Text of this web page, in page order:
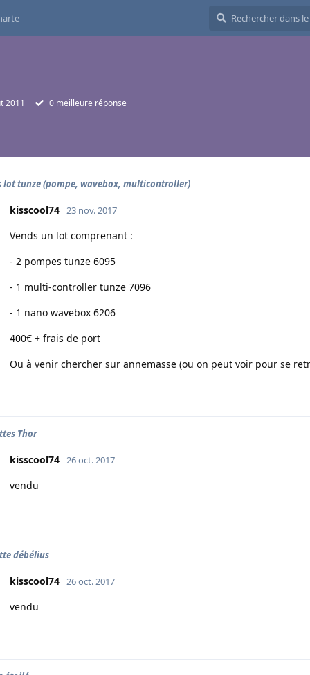
2011 0 meilleure réponse
lot tunze (pompe, wavebox, multicontroller)
kisscool74 23 nov. 2017
Vends un lot comprenant :
- 2 pompes tunze 6095
- 1 multi-controller tunze 7096
- 1 nano wavebox 6206
400€ + frais de port
Ou à venir chercher sur annemasse (ou on peut voir pour se
Thor
kisscool74 26 oct. 2017
vendu
débélius
kisscool74 26 oct. 2017
vendu